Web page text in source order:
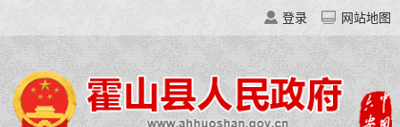
登录 网站地图